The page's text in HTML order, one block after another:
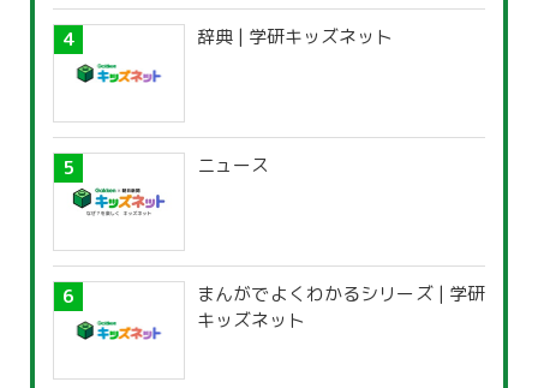
辞典 | 学研キッズネット
ニュース
まんがでよくわかるシリーズ | 学研
キッズネット